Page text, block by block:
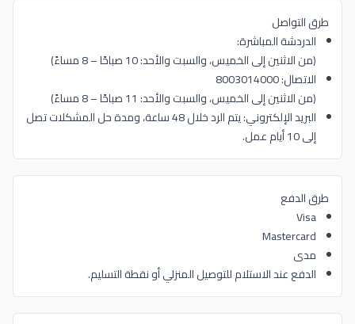
طرق التواصل
الدردشة المباشرة:
(من الاثنين إلى الخميس، والسبت والأحد: 10 صباحًا – 8 مساءً)
الاتصال: 8003014000
(من الاثنين إلى الخميس، والسبت والأحد: 11 صباحًا – 8 مساءً)
البريد الإلكتروني: يتم الرد خلال 48 ساعة، ومدة حل المشكلات تصل
إلى 10 أيام عمل.
طرق الدفع
Visa
Mastercard
مدى
الدفع عند الاستلام للتوصيل المنزلي أو نقطة التسليم.